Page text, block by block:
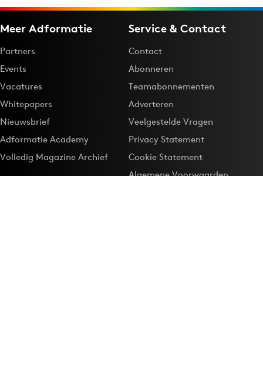
Meer Adformatie
Partners
Events
Vacatures
Whitepapers
Nieuwsbrief
Adformatie Academy
Volledig Magazine Archief
Service & Contact
Contact
Abonneren
Teamabonnementen
Adverteren
Veelgestelde Vragen
Privacy Statement
Cookie Statement
Algemene Voorwaarden